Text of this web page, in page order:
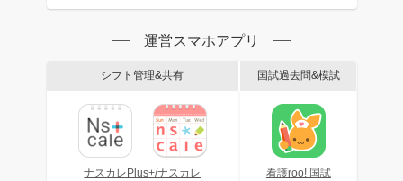
運営スマホアプリ
シフト管理&共有
ナスカレPlus+/ナスカレ
国試過去問&模試
看護roo! 国試